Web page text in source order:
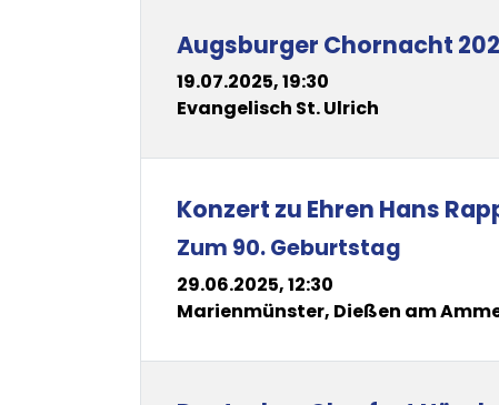
Augsburger Chornacht
19.07.2025, 19:30
Evangelisch St. Ulrich
Konzert zu Ehren Hans
Zum 90. Geburtstag
29.06.2025, 12:30
Marienmünster, Dießen am